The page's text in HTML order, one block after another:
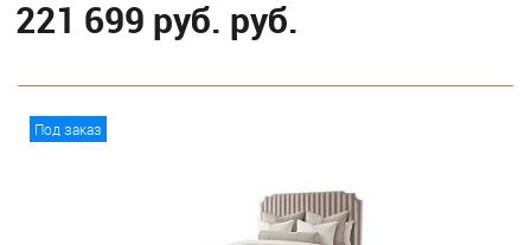
221 699 руб. руб.
С классическим подъемным механизмом
Под заказ